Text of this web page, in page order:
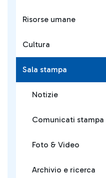
Risorse umane
Cultura
Sala stampa
Notizie
Comunicati stampa
Foto & Video
Archivio e ricerca